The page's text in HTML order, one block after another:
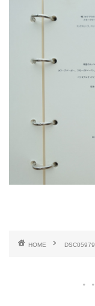
HOME DSC05979